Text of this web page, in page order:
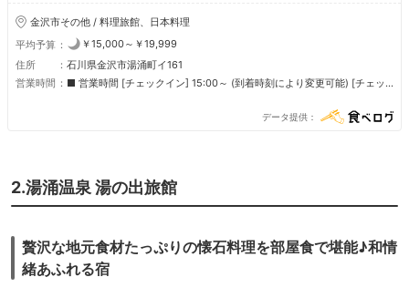
金沢市その他 / 料理旅館、日本料理
平均予算
￥15,000～￥19,999
住所
石川県金沢市湯涌町イ161
営業時間
■ 営業時間 [チェックイン] 15:00～ (到着時刻により変更可能) [チェッ
データ提供
2.湯涌温泉 湯の出旅館
贅沢な地元食材たっぷりの懐石料理を部屋食で堪能♪和情
緒あふれる宿